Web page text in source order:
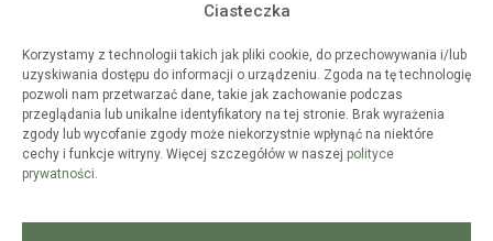
Ciasteczka
Korzystamy z technologii takich jak pliki cookie, do przechowywania i/lub
uzyskiwania dostępu do informacji o urządzeniu. Zgoda na tę technologię
pozwoli nam przetwarzać dane, takie jak zachowanie podczas
przeglądania lub unikalne identyfikatory na tej stronie. Brak wyrażenia
zgody lub wycofanie zgody może niekorzystnie wpłynąć na niektóre
cechy i funkcje witryny. Więcej szczegółów w naszej polityce
prywatności.
O HAART
WSPÓŁPRACA